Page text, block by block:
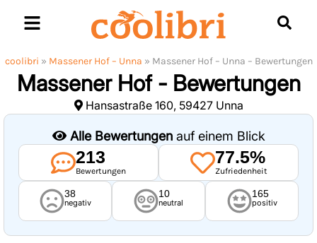
coolibri » Massener Hof – Unna » Massener Hof – Unna – Bewertungen
Massener Hof - Bewertungen
Hansastraße 160, 59427 Unna
Alle Bewertungenauf einem Blick
213
Bewertungen
77.5%
Zufriedenheit
38
negativ
10
neutral
165
positiv